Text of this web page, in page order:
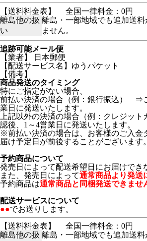
【送料料金表】
全国一律料金：0円
離島他の扱
い
離島・一部地域でも追加送料
ません。
追跡可能メール便
【業者】 日本郵便
【配送サービス名】ゆうパケット
【備考】
商品発送のタイミング
特にご指定がない場合、
前払い決済の場合（例：銀行振込） ⇒
業日に発送いたします。
上記以外の決済の場合（例：クレジッ
認後、1～4営業日に発送いたします。
※前払い決済の場合は、お客様のご入金
届け予定日が前後することがございます。
予約商品について
発売日によって配送希望日にお届けでき
また、発売日によって通常商品より発送
予約商品は通常商品と同梱発送できませ
配送サービスについて
●●でお送りします。
【送料料金表】
全国一律料金：0円
離島他の扱 離島・一部地域でも追加送料